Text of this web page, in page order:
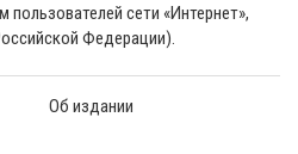
сети «Интернет»,
Федерации).
Об издании